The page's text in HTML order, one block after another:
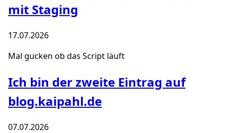
mit Staging
17.07.2026
Mal gucken ob das Script läuft
Ich bin der zweite Eintrag auf
blog.kaipahl.de
07.07.2026